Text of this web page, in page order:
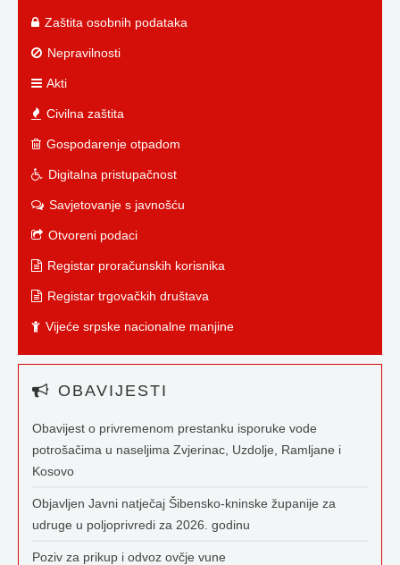
Zaštita osobnih podataka
Nepravilnosti
Akti
Civilna zaštita
Gospodarenje otpadom
Digitalna pristupačnost
Savjetovanje s javnošću
Otvoreni podaci
Registar proračunskih korisnika
Registar trgovačkih društava
Vijeće srpske nacionalne manjine
OBAVIJESTI
Obavijest o privremenom prestanku isporuke vode
potrošačima u naseljima Zvjerinac, Uzdolje, Ramljane i
Kosovo
Objavljen Javni natječaj Šibensko-kninske županije za
udruge u poljoprivredi za 2026. godinu
Poziv za prikup i odvoz ovčje vune